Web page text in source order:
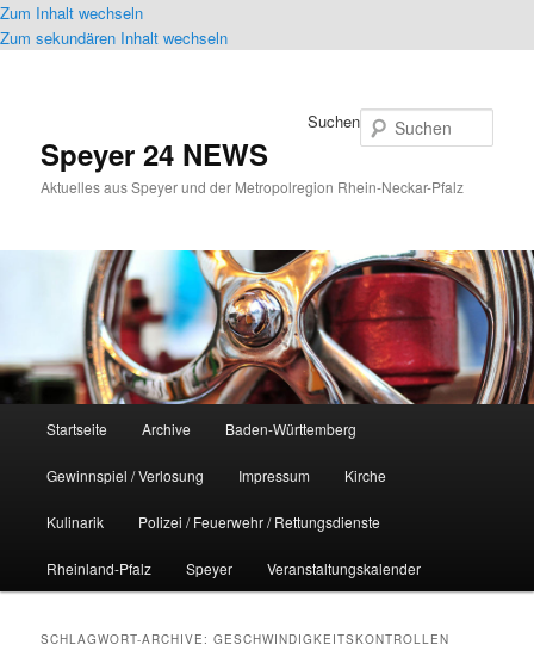
Zum Inhalt wechseln
Zum sekundären Inhalt wechseln
Speyer 24 NEWS
Aktuelles aus Speyer und der Metropolregion Rhein-Neckar-Pfalz
Suchen
Startseite Archive Baden-Württemberg
Gewinnspiel / Verlosung Impressum Kirche
Kulinarik Polizei / Feuerwehr / Rettungsdienste
Rheinland-Pfalz Speyer Veranstaltungskalender
SCHLAGWORT-ARCHIVE:GESCHWINDIGKEITSKONTROLLEN